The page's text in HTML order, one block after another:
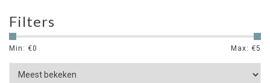
Filters
Min: €0 Max: €5